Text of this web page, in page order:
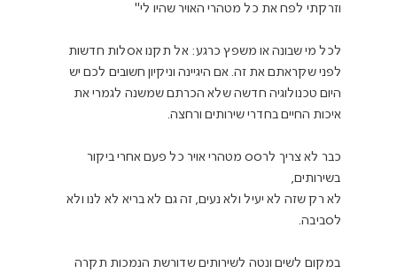
וזרקתי לפח את כל מטהרי האויר שהיו לי"
לכל מי שבונה או משפץ כרגע: אל תקנו אסלות חדשות
לפני שקראתם את זה. אם היגיינה וניקיון חשובים לכם יש
היום טכנולוגיה חדשה שלא הכרתם שמשנה לגמרי את
איכות החיים בחדרי שירותים ורחצה.
כבר לא צריך לרסס מטהרי אויר כל פעם אחרי ביקור
לא רק שזה לא יעיל ולא נעים, זה גם לא בריא לא לנו ולא
לסביבה.
במקום לשים ונטה לשירותים שדורשת הנמכות תקרה